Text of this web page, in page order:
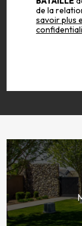
de la
savoir plus